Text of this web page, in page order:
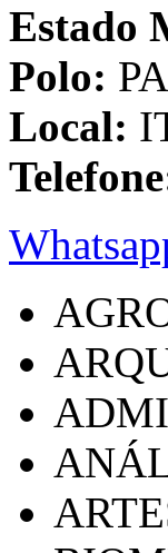
Estado
Polo:
Local: